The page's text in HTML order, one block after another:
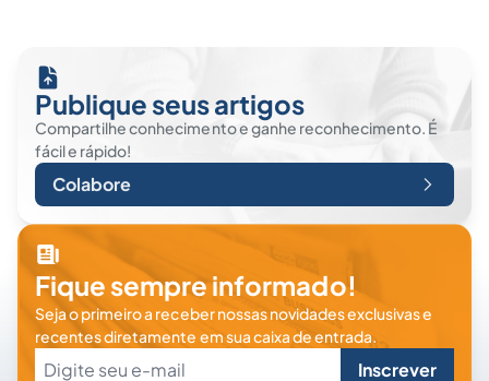
Publique seus artigos
Compartilhe conhecimento e ganhe reconhecimento. É
fácil e rápido!
Colabore
Fique sempre informado!
Seja o primeiro a receber nossas novidades exclusivas e
recentes diretamente em sua caixa de entrada.
Inscrever